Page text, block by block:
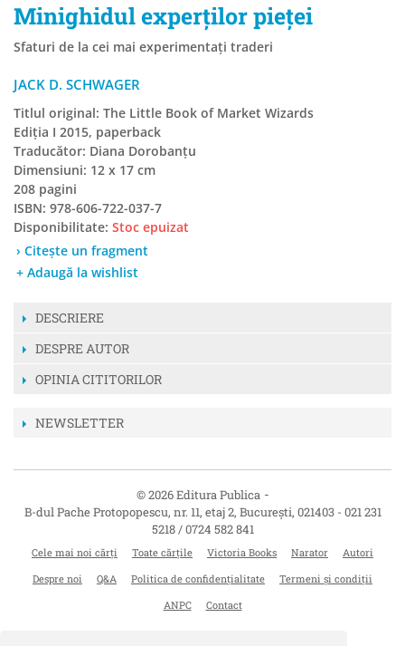
Minighidul experţilor pieţei
Sfaturi de la cei mai experimentaţi traderi
JACK D. SCHWAGER
Titlul original: The Little Book of Market Wizards
Ediția I 2015, paperback
Traducător: Diana Dorobanţu
Dimensiuni: 12 x 17 cm
208 pagini
ISBN: 978-606-722-037-7
Disponibilitate: Stoc epuizat
› Citește un fragment
+ Adaugă la wishlist
DESCRIERE
DESPRE AUTOR
OPINIA CITITORILOR
NEWSLETTER
© 2026 Editura Publica-
B-dul Pache Protopopescu, nr. 11, etaj 2, București, 021403 - 021 231
5218 / 0724 582 841
Cele mai noi cărți Toate cărțile Victoria Books Narator
Autori
Despre noi
Q&A Politica de confidențialitate
Termeni și condiții
ANPC
Contact